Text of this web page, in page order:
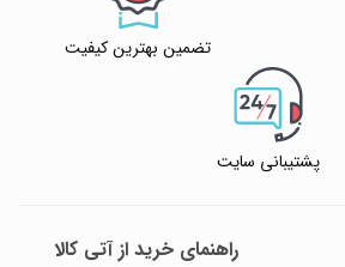
تضمین بهترین کیفیت
پشتیبانی سایت
راهنمای خرید از آتی کالا